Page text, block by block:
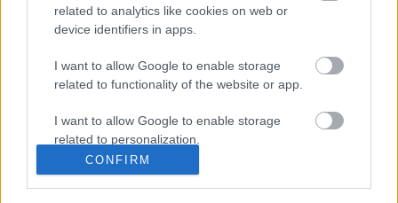
related to analytics like cookies on web or
device identifiers in apps.
I want to allow Google to enable storage
related to functionality of the website or app.
I want to allow Google to enable storage
related to personalization.
I want to allow Google to enable storage
related to security, including authentication
CONFIRM
Operában énekelni
Az üllő és a kalapács között